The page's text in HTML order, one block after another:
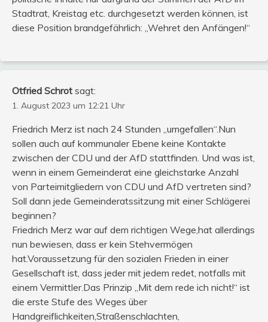
Stadtrat, Kreistag etc. durchgesetzt werden können, ist
diese Position brandgefährlich: „Wehret den Anfängen!“
Otfried Schrot sagt:
1. August 2023 um 12:21 Uhr
Friedrich Merz ist nach 24 Stunden „umgefallen“.Nun
sollen auch auf kommunaler Ebene keine Kontakte
zwischen der CDU und der AfD stattfinden. Und was ist,
wenn in einem Gemeinderat eine gleichstarke Anzahl
von Parteimitgliedern von CDU und AfD vertreten sind?
Soll dann jede Gemeinderatssitzung mit einer Schlägerei
beginnen?
Friedrich Merz war auf dem richtigen Wege,hat allerdings
nun bewiesen, dass er kein Stehvermögen
hat.Voraussetzung für den sozialen Frieden in einer
Gesellschaft ist, dass jeder mit jedem redet, notfalls mit
einem Vermittler.Das Prinzip „Mit dem rede ich nicht!“ ist
die erste Stufe des Weges über
Handgreiflichkeiten,Straßenschlachten,